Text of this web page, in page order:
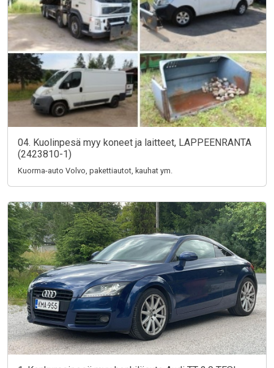
04. Kuolinpesä myy koneet ja laitteet, LAPPEENRANTA
(2423810-1)
Kuorma-auto Volvo, pakettiautot, kauhat ym.